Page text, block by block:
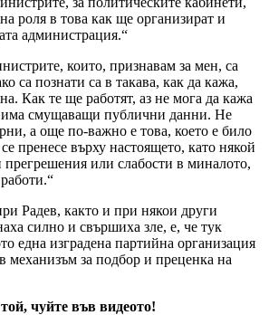
роля в това как ще организират и
администрация.“
които, признавам за мен, са
са познати са в такава, как да кажа,
Как те ще работят, аз не мога да кажа
има смущаващи публични данни. Не
а още по-важно е това, което е било
пренесе върху настоящето, като някой
или слабости в миналото,
Радев, както и при някои други
силно и свършиха зле, е, че тук
една изградена партийна организация
механизъм за подбор и преценка на
чуйте във видеото!